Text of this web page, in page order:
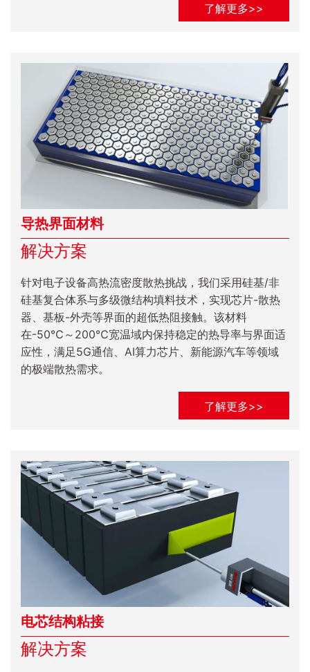
了解更多>>
导热界面材料
解决方案
针对电子设备高热流密度散热挑战，我们采用硅基/非
硅基复合体系与多级微结构填料技术，实现芯片-散热
器、基板-外壳等界面的超低热阻接触。该材料
在-50℃～200℃宽温域内保持稳定的热导率与界面适
应性，满足5G通信、AI算力芯片、新能源汽车等领域
的极端散热需求。
了解更多>>
电芯结构粘接
解决方案